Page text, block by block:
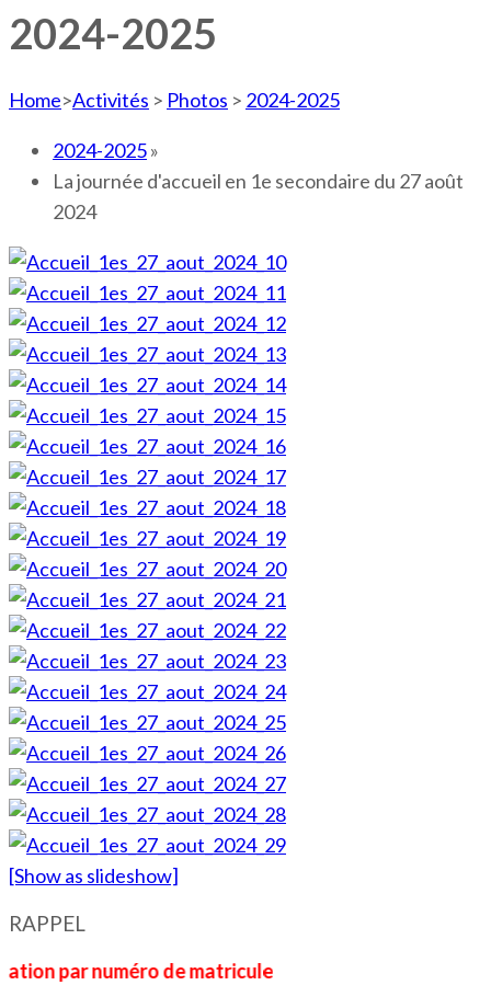
2024-2025
Home>Activités > Photos > 2024-2025
2024-2025»
La journée d'accueil en 1e secondaire du 27 août
2024
[Show as slideshow]
RAPPEL
numéro de matricule